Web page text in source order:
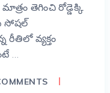
మాత్రం తెగించి రోడ్డెక్కి
సోషల్
వ్యక్తం
…